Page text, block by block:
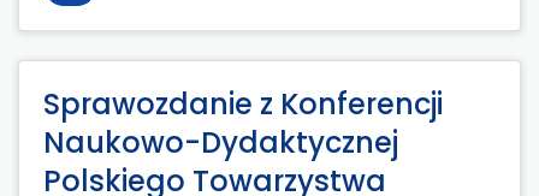
Sprawozdanie z Konferencji
Naukowo-Dydaktycznej
Polskiego Towarzystwa